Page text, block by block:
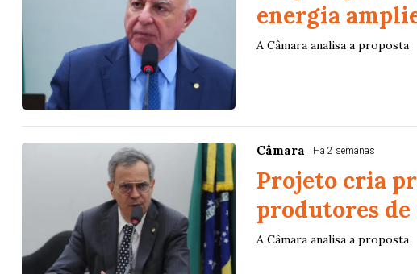
energia
A Câmara analisa a proposta
Câmara Há 2 semanas
Projeto cria
produtores de
A Câmara analisa a proposta